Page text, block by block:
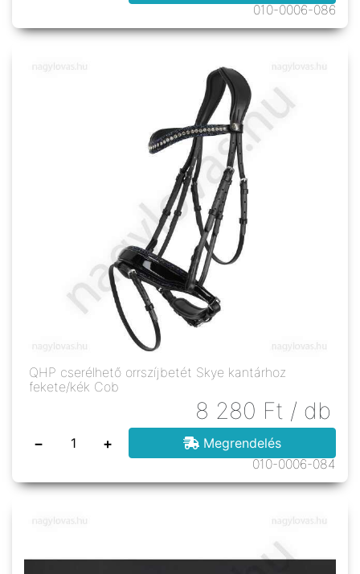
010-0006-086
QHP cserélhető orrszíjbetét Skye kantárhoz
fekete/kék Cob
8 280 Ft / db
− +
Megrendelés
010-0006-084